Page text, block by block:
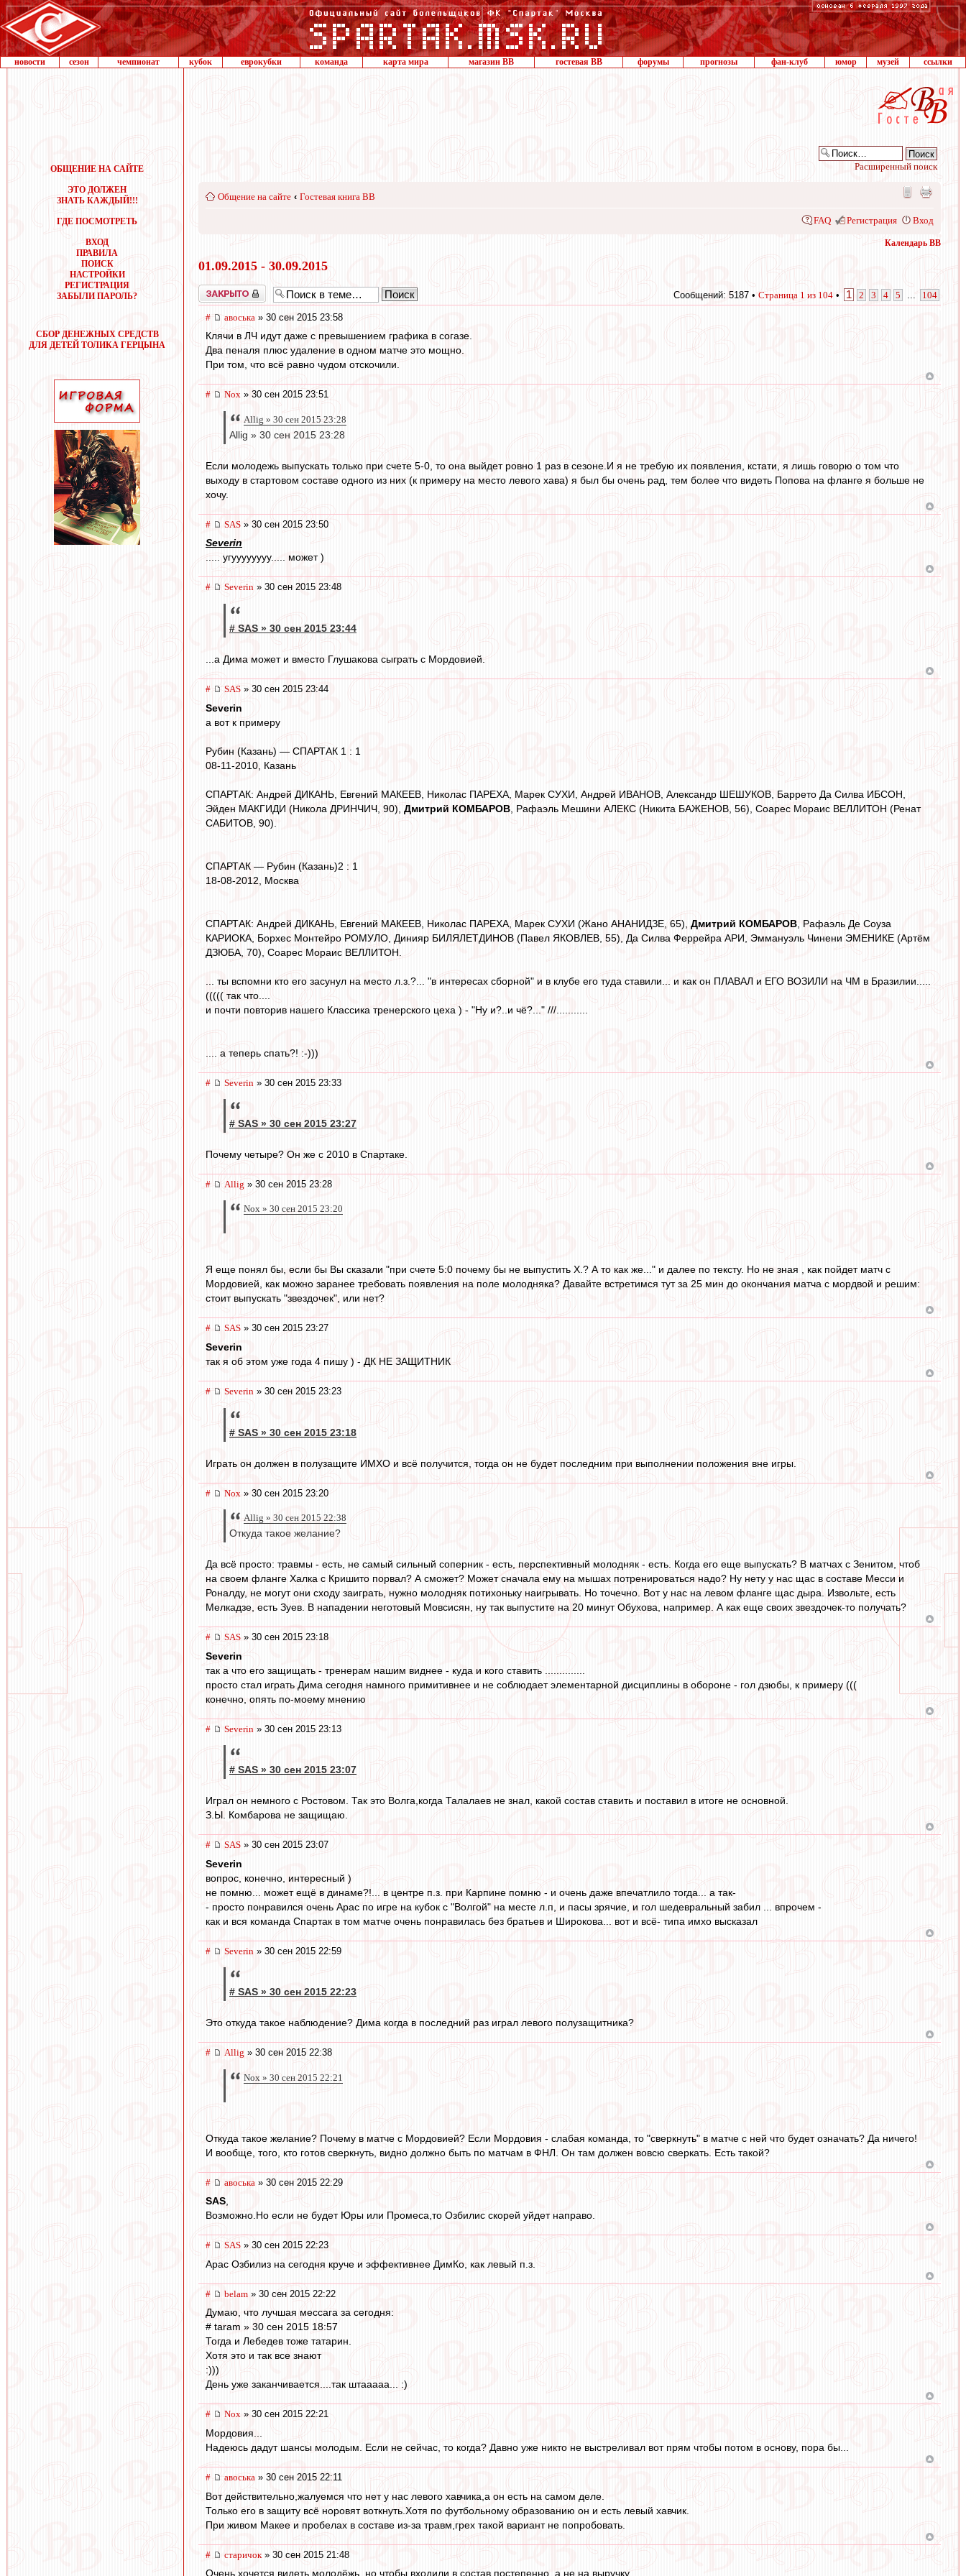
новости сезон чемпионат кубок еврокубки команда карта мира магазин ВВ гостевая ВВ форумы прогнозы фан-клуб юмор музей ссылки
ОБЩЕНИЕ НА САЙТЕ
ЭТО ДОЛЖЕН
ЗНАТЬ КАЖДЫЙ!!!
ГДЕ ПОСМОТРЕТЬ
ВХОД
ПРАВИЛА
ПОИСК
НАСТРОЙКИ
РЕГИСТРАЦИЯ
ЗАБЫЛИ ПАРОЛЬ?
СБОР ДЕНЕЖНЫХ СРЕДСТВ
ДЛЯ ДЕТЕЙ ТОЛИКА ГЕРЦЫНА
Расширенный поиск
Общение на сайте ‹ Гостевая книга ВВ
FAQ Регистрация Вход
Календарь ВВ
01.09.2015 - 30.09.2015
Закрыто Сообщений: 5187 • Страница 1 из 104 • 1 2 3 4 5 104
# авоська » 30 сен 2015 23:58
Клячи в ЛЧ идут даже с превышением графика в согазе.
Два пеналя плюс удаление в одном матче это мощно.
При том, что всё равно чудом отскочили.
# Nox » 30 сен 2015 23:51
Allig » 30 сен 2015 23:28
Allig » 30 сен 2015 23:28
Если молодежь выпускать только при счете 5-0, то она выйдет ровно 1 раз в сезоне.И я не требую их появления, кстати, я лишь говорю о том что
выходу в стартовом составе одного из них (к примеру на место левого хава) я был бы очень рад, тем более что видеть Попова на фланге я больше не
хочу.
# SAS » 30 сен 2015 23:50
Severin
..... угуууууууу..... может )
# Severin » 30 сен 2015 23:48
# SAS » 30 сен 2015 23:44
...а Дима может и вместо Глушакова сыграть с Мордовией.
# SAS » 30 сен 2015 23:44
Severin
а вот к примеру
Рубин (Казань) — СПАРТАК 1 : 1
08-11-2010, Казань
СПАРТАК: Андрей ДИКАНЬ, Евгений МАКЕЕВ, Николас ПАРЕХА, Марек СУХИ, Андрей ИBАНОВ, Александр ШЕШУКОВ, Баррето Да Силва ИБСОН,
Эйден МАКГИДИ (Никола ДРИНЧИЧ, 90), Дмитрий КОМБАРОВ , Рафаэль Мешини АЛЕКС (Никита БАЖЕНОВ, 56), Соарес Мораис ВЕЛЛИТОН (Ренат
САБИТОВ, 90).
СПАРТАК — Рубин (Казань)2 : 1
18-08-2012, Москва
СПАРТАК: Андрей ДИКАНЬ, Евгений МАКЕЕВ, Николас ПАРЕХА, Марек СУХИ (Жано АНАНИДЗЕ, 65), Дмитрий КОМБАРОВ , Рафаэль Де Соуза
КАРИОКА, Борхес Монтейро РОМУЛО, Динияр БИЛЯЛЕТДИНОВ (Павел ЯКОВЛЕВ, 55), Да Силва Феррейра АРИ, Эммануэль Чинени ЭМЕНИКЕ (Артём
ДЗЮБА, 70), Соарес Мораис ВЕЛЛИТОН.
... ты вспомни кто его засунул на место л.з.?... "в интересах сборной" и в клубе его туда ставили... и как он ПЛАВАЛ и ЕГО ВОЗИЛИ на ЧМ в Бразилии.....
((((( так что....
и почти повторив нашего Классика тренерского цеха ) - "Ну и?..и чё?..." ///...........
.... а теперь спать?! :-)))
# Severin » 30 сен 2015 23:33
# SAS » 30 сен 2015 23:27
Почему четыре? Он же с 2010 в Спартаке.
# Allig » 30 сен 2015 23:28
Nox » 30 сен 2015 23:20
Я еще понял бы, если бы Вы сказали "при счете 5:0 почему бы не выпустить Х.? А то как же..." и далее по тексту. Но не зная , как пойдет матч с
Мордовией, как можно заранее требовать появления на поле молодняка? Давайте встретимся тут за 25 мин до окончания матча с мордвой и решим:
стоит выпускать "звездочек", или нет?
# SAS » 30 сен 2015 23:27
Severin
так я об этом уже года 4 пишу ) - ДК НЕ ЗАЩИТНИК
# Severin » 30 сен 2015 23:23
# SAS » 30 сен 2015 23:18
Играть он должен в полузащите ИМХО и всё получится, тогда он не будет последним при выполнении положения вне игры.
# Nox » 30 сен 2015 23:20
Allig » 30 сен 2015 22:38
Откуда такое желание?
Да всё просто: травмы - есть, не самый сильный соперник - есть, перспективный молодняк - есть. Когда его еще выпускать? В матчах с Зенитом, чтоб
на своем фланге Халка с Кришито порвал? А сможет? Может сначала ему на мышах потренироваться надо? Ну нету у нас щас в составе Месси и
Роналду, не могут они сходу заиграть, нужно молодняк потихоньку наигрывать. Но точечно. Вот у нас на левом фланге щас дыра. Извольте, есть
Мелкадзе, есть Зуев. В нападении неготовый Мовсисян, ну так выпустите на 20 минут Обухова, например. А как еще своих звездочек-то получать?
# SAS » 30 сен 2015 23:18
Severin
так а что его защищать - тренерам нашим виднее - куда и кого ставить ..............
просто стал играть Дима сегодня намного примитивнее и не соблюдает элементарной дисциплины в обороне - гол дзюбы, к примеру (((
конечно, опять по-моему мнению
# Severin » 30 сен 2015 23:13
# SAS » 30 сен 2015 23:07
Играл он немного с Ростовом. Так это Волга,когда Талалаев не знал, какой состав ставить и поставил в итоге не основной.
З.Ы. Комбарова не защищаю.
# SAS » 30 сен 2015 23:07
Severin
вопрос, конечно, интересный )
не помню... может ещё в динаме?!... в центре п.з. при Карпине помню - и очень даже впечатлило тогда... а так-
- просто понравился очень Арас по игре на кубок с "Волгой" на месте л.п, и пасы зрячие, и гол шедевральный забил ... впрочем -
как и вся команда Спартак в том матче очень понравилась без братьев и Широкова... вот и всё- типа имхо высказал
# Severin » 30 сен 2015 22:59
# SAS » 30 сен 2015 22:23
Это откуда такое наблюдение? Дима когда в последний раз играл левого полузащитника?
# Allig » 30 сен 2015 22:38
Nox » 30 сен 2015 22:21
Откуда такое желание? Почему в матче с Мордовией? Если Мордовия - слабая команда, то "сверкнуть" в матче с ней что будет означать? Да ничего!
И вообще, того, кто готов сверкнуть, видно должно быть по матчам в ФНЛ. Он там должен вовсю сверкать. Есть такой?
# авоська » 30 сен 2015 22:29
SAS,
Возможно.Но если не будет Юры или Промеса,то Озбилис скорей уйдет направо.
# SAS » 30 сен 2015 22:23
Арас Озбилиз на сегодня круче и эффективнее ДимКо, как левый п.з.
# belam » 30 сен 2015 22:22
Думаю, что лучшая мессага за сегодня:
# taram » 30 сен 2015 18:57
Тогда и Лебедев тоже татарин.
Хотя это и так все знают
:)))
День уже заканчивается....так штааааа... :)
# Nox » 30 сен 2015 22:21
Мордовия...
Надеюсь дадут шансы молодым. Если не сейчас, то когда? Давно уже никто не выстреливал вот прям чтобы потом в основу, пора бы...
# авоська » 30 сен 2015 22:11
Вот действительно,жалуемся что нет у нас левого хавчика,а он есть на самом деле.
Только его в защиту всё норовят воткнуть.Хотя по футбольному образованию он и есть левый хавчик.
При живом Макее и пробелах в составе из-за травм,грех такой вариант не попробовать.
# старичок » 30 сен 2015 21:48
Очень хочется видеть молодёжь, но чтобы входили в состав постепенно, а не на выручку.